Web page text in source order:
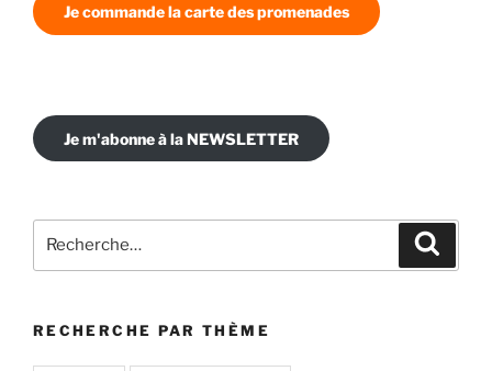
Je commande la carte des promenades
Je m'abonne à la NEWSLETTER
pour
RECHERCHE PAR THÈME